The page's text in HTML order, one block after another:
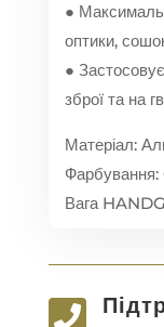
●
оптики,
●
зброї та на
Матеріал:
Вага
